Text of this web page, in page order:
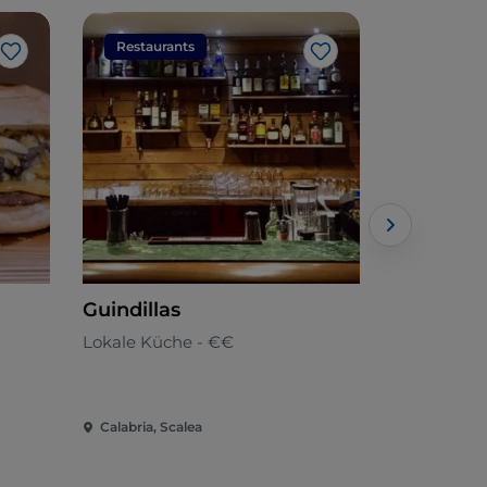
Like
Restaurants
Like
Guindillas
Lokale Küche - €€
Calabria, Scalea